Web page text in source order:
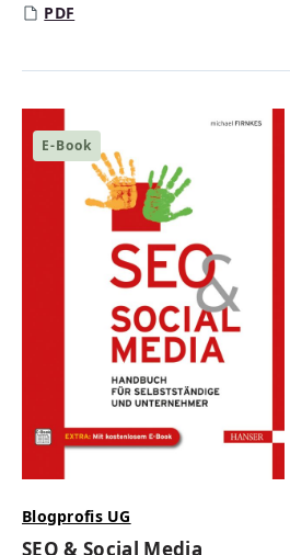
PDF
E-Book
Blogprofis UG
SEO & Social Media